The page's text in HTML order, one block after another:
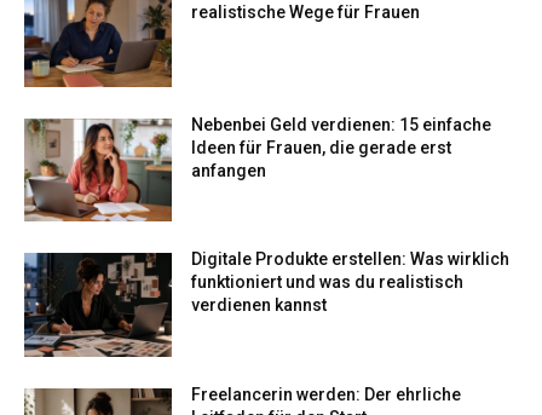
realistische Wege für Frauen
Nebenbei Geld verdienen: 15 einfache
Ideen für Frauen, die gerade erst
anfangen
Digitale Produkte erstellen: Was wirklich
funktioniert und was du realistisch
verdienen kannst
Freelancerin werden: Der ehrliche